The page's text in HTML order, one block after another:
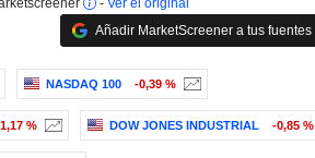
- Ver el original
Añadir MarketScreener a tus fuentes
NASDAQ 100 -0,39 %
% DOW JONES INDUSTRIAL -0,85 %